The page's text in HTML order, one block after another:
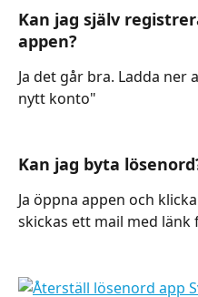
Kan jag själv
appen?
Ja det går bra. Ladda ner
nytt konto"
Kan jag byta
Ja öppna appen och
skickas ett mail med